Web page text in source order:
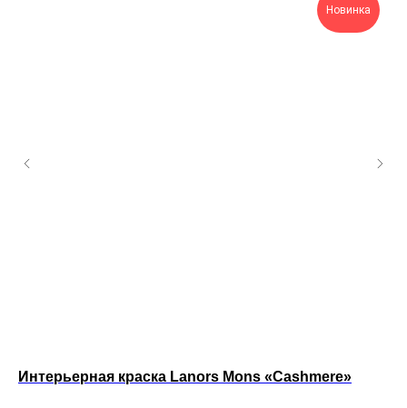
Новинка
Интерьерная краска Lanors Mons «Cashmere»